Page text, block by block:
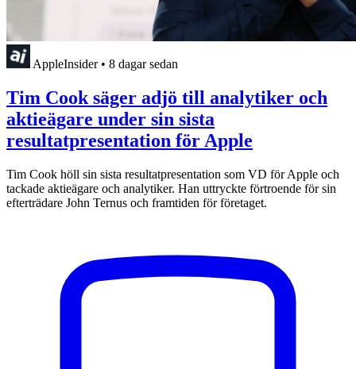
AppleInsider • 8 dagar sedan
Tim Cook säger adjö till analytiker och
aktieägare under sin sista
resultatpresentation för Apple
Tim Cook höll sin sista resultatpresentation som VD för Apple och
tackade aktieägare och analytiker. Han uttryckte förtroende för sin
efterträdare John Ternus och framtiden för företaget.